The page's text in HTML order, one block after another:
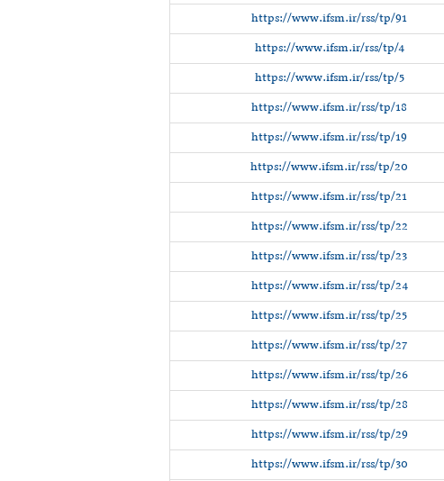
https://www.ifsm.ir/rss/tp/91
https://www.ifsm.ir/rss/tp/4
https://www.ifsm.ir/rss/tp/5
https://www.ifsm.ir/rss/tp/18
https://www.ifsm.ir/rss/tp/19
https://www.ifsm.ir/rss/tp/20
https://www.ifsm.ir/rss/tp/21
https://www.ifsm.ir/rss/tp/22
https://www.ifsm.ir/rss/tp/23
https://www.ifsm.ir/rss/tp/24
https://www.ifsm.ir/rss/tp/25
https://www.ifsm.ir/rss/tp/27
https://www.ifsm.ir/rss/tp/26
https://www.ifsm.ir/rss/tp/28
https://www.ifsm.ir/rss/tp/29
https://www.ifsm.ir/rss/tp/30